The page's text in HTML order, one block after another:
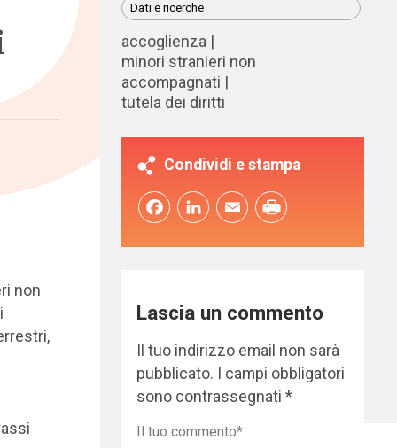
non
Dati e ricerche
accoglienza
minori stranieri non
accompagnati
tutela dei diritti
Condividi e stampa
FacebookLinkedInEmail
Lascia un commento
Il tuo indirizzo email non sarà
pubblicato. I campi obbligatori
sono contrassegnati*